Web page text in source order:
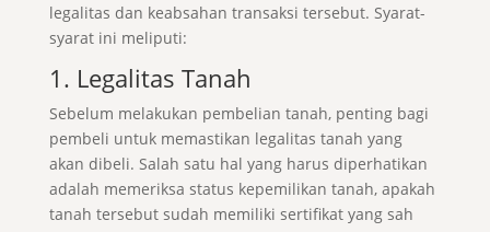
legalitas dan keabsahan transaksi tersebut. Syarat-
syarat ini meliputi:
1. Legalitas Tanah
Sebelum melakukan pembelian tanah, penting bagi
pembeli untuk memastikan legalitas tanah yang
akan dibeli. Salah satu hal yang harus diperhatikan
adalah memeriksa status kepemilikan tanah, apakah
tanah tersebut sudah memiliki sertifikat yang sah